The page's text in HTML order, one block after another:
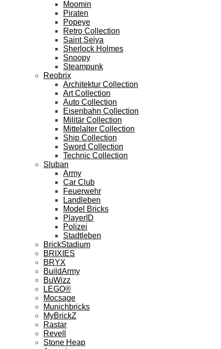
Moomin
Piraten
Popeye
Retro Collection
Saint Seiya
Sherlock Holmes
Snoopy
Steampunk
Reobrix
Architektur Collection
Art Collection
Auto Collection
Eisenbahn Collection
Militär Collection
Mittelalter Collection
Ship Collection
Sword Collection
Technic Collection
Sluban
Army
Car Club
Feuerwehr
Landleben
Model Bricks
PlayerID
Polizei
Stadtleben
BrickStadium
BRIXIES
BRYX
BuildArmy
BuWizz
LEGO®
Mocsage
Munichbricks
MyBrickZ
Rastar
Revell
Stone Heap